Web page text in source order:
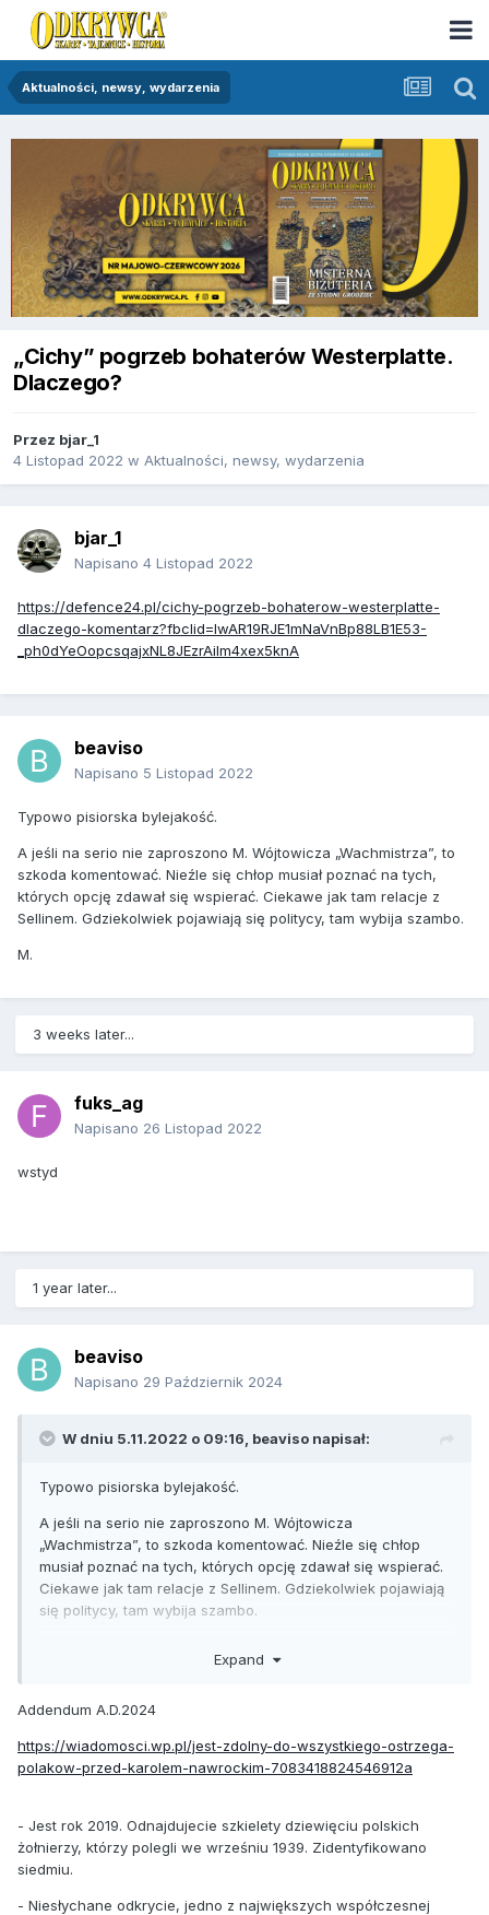
Aktualności, newsy, wydarzenia
„Cichy” pogrzeb bohaterów Westerplatte.
Dlaczego?
Przez bjar_1
4 Listopad 2022 w Aktualności, newsy, wydarzenia
bjar_1
Napisano 4 Listopad 2022
https://defence24.pl/cichy-pogrzeb-bohaterow-westerplatte-
dlaczego-komentarz?fbclid=IwAR19RJE1mNaVnBp88LB1E53-
_ph0dYeOopcsqajxNL8JEzrAilm4xex5knA
beaviso
Napisano 5 Listopad 2022
Typowo pisiorska bylejakość.
A jeśli na serio nie zaproszono M. Wójtowicza „Wachmistrza”, to
szkoda komentować. Nieźle się chłop musiał poznać na tych,
których opcję zdawał się wspierać. Ciekawe jak tam relacje z
Sellinem. Gdziekolwiek pojawiają się politycy, tam wybija szambo.
M.
3 weeks later...
fuks_ag
Napisano 26 Listopad 2022
wstyd
1 year later...
beaviso
Napisano 29 Październik 2024
W dniu 5.11.2022 o 09:16, beaviso napisał:
Typowo pisiorska bylejakość.
A jeśli na serio nie zaproszono M. Wójtowicza
„Wachmistrza”, to szkoda komentować. Nieźle się chłop
musiał poznać na tych, których opcję zdawał się wspierać.
Ciekawe jak tam relacje z Sellinem. Gdziekolwiek pojawiają
się politycy, tam wybija szambo.
Expand
Addendum A.D.2024
https://wiadomosci.wp.pl/jest-zdolny-do-wszystkiego-ostrzega-
polakow-przed-karolem-nawrockim-7083418824546912a
- Jest rok 2019. Odnajdujecie szkielety dziewięciu polskich
żołnierzy, którzy polegli we wrześniu 1939. Zidentyfikowano
siedmiu.
- Niesłychane odkrycie, jedno z największych współczesnej